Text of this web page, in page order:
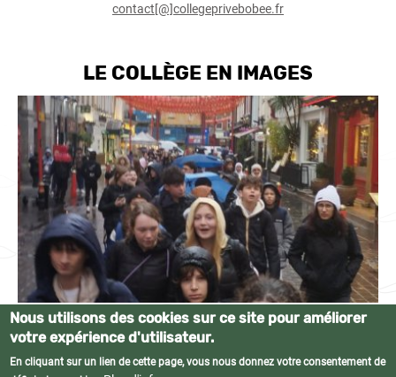
contact[@]collegeprivebobee.fr
LE COLLÈGE EN IMAGES
© Collège privé Bobée • Tous droits réservés •Mentions légales•Plan du
Nous utilisons des cookies sur ce site pour améliorer
votre expérience d'utilisateur.
En cliquant sur un lien de cette page, vous nous donnez votre consentement de